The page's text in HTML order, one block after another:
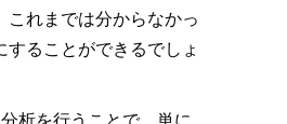
れまでは分からなかっ
ることができるでしょ